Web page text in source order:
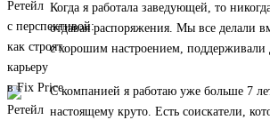
Когда я работала заведующей, то
отдавая распоряжения. Мы все делали
с хорошим настроением, поддерживали
С компанией я работаю уже больше 7
настоящему круто. Есть соискатели,